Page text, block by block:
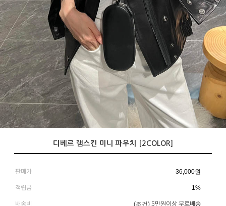
디베르 램스킨 미니 파우치 [2COLOR]
판매가 36,000원
적립금 1%
배송비 (조건) 5만원이상 무료배송